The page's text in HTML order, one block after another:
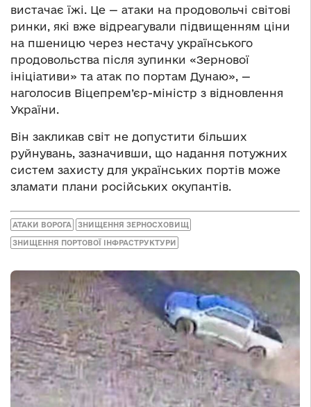
вистачає їжі. Це — атаки на продовольчі світові
ринки, які вже відреагували підвищенням ціни
на пшеницю через нестачу українського
продовольства після зупинки «Зернової
ініціативи» та атак по портам Дунаю», —
наголосив Віцепрем’єр-міністр з відновлення
України.
Він закликав світ не допустити більших
руйнувань, зазначивши, що надання потужних
систем захисту для українських портів може
зламати плани російських окупантів.
АТАКИ ВОРОГА ЗНИЩЕННЯ ЗЕРНОСХОВИЩ
ЗНИЩЕННЯ ПОРТОВОЇ ІНФРАСТРУКТУРИ